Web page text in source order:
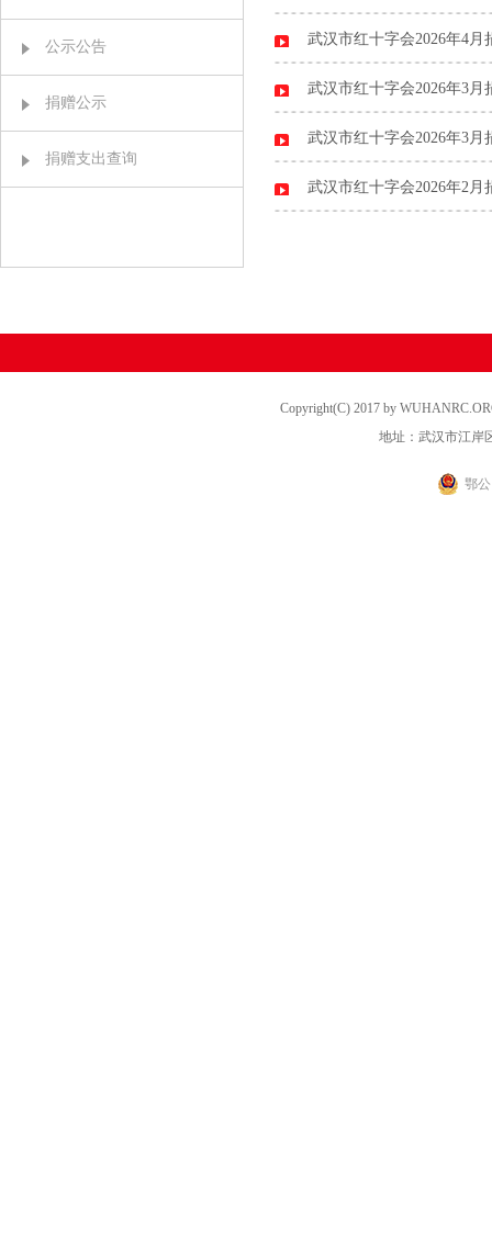
公示公告
捐赠公示
捐赠支出查询
武汉市红十字会2026年4月
武汉市红十字会2026年3
武汉市红十字会2026年3
武汉市红十字会2026年2
Copyright(C) 2017 by
地址：武汉市江岸
鄂公